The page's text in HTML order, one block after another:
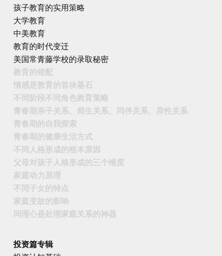
孩子教育的实用策略
大学教育
中美教育
教育的时代变迁
美国常青藤学校的录取秘密
教育的错配
情感是教育的首块基石
不同阶段不同角色教育策略
青春期亲子关系、师生关系、同伴关系、异性关系
青春期的自我探索
青春期的健康生活方式
不同人格形成的根本原因
父母对孩子人格形成的三个维度
家庭动力原理
不同子女的特点
家庭变故的影响
同理心是处理家庭关系的神器
投资篇专辑